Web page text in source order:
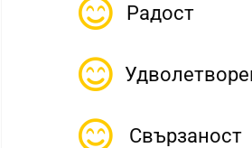
Радост
Свързаност